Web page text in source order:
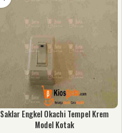
Saklar Engkel Okachi Tempel Krem
Model Kotak